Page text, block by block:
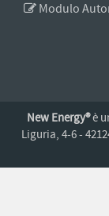
Modulo
New Energy®è
Liguria, 4-6 -